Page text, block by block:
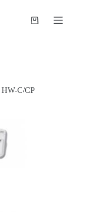
Shopping
HW-C/CP